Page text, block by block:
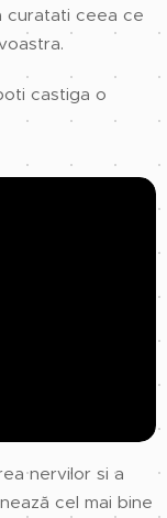
curatati ceea ce
castiga o
nervilor si a
cel mai bine